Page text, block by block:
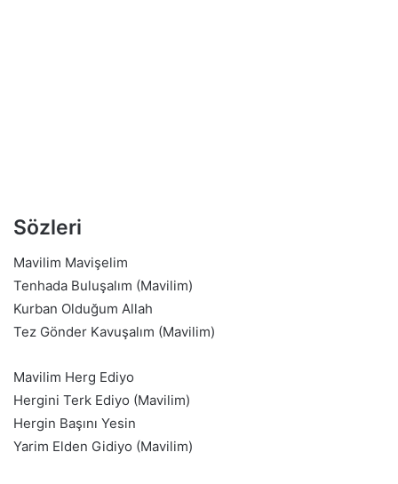
Sözleri
Mavilim Mavişelim
Tenhada Buluşalım (Mavilim)
Kurban Olduğum Allah
Tez Gönder Kavuşalım (Mavilim)
Mavilim Herg Ediyo
Hergini Terk Ediyo (Mavilim)
Hergin Başını Yesin
Yarim Elden Gidiyo (Mavilim)